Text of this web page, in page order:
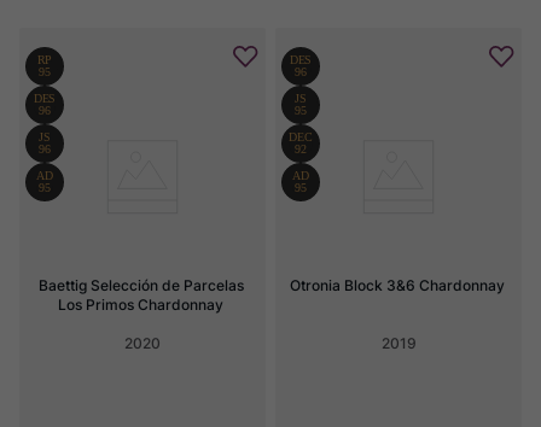
Baettig Selección de Parcelas
Los Primos Chardonnay
2020
Otronia Block 3&6 Chardonnay
2019